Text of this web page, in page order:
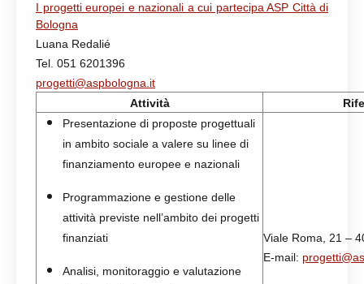
I progetti europei e nazionali a cui partecipa ASP Città di
Bologna
Luana Redalié
Tel. 051 6201396
progetti@aspbologna.it
Attività
Presentazione di proposte progettuali
in ambito sociale a valere su linee di
finanziamento europee e nazionali
Programmazione e gestione delle
attività previste nell’ambito dei progetti
finanziati
Analisi, monitoraggio e valutazione
Viale Roma, 21 –
E-mail: